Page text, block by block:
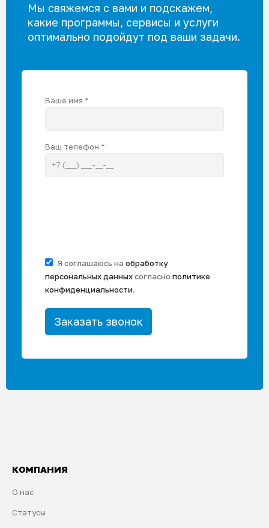
Мы свяжемся с вами и подскажем,
какие программы, сервисы и услуги
оптимально подойдут под ваши задачи.
Ваше имя *
Ваш телефон *
Я соглашаюсь на обработку
персональных данныхсогласно политике
конфиденциальности.
КОМПАНИЯ
О нас
Статусы